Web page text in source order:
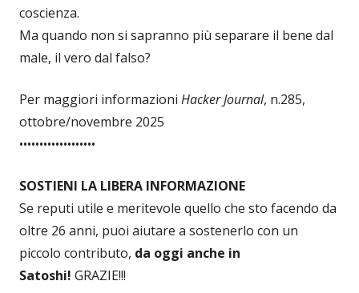
coscienza.
Ma quando non si sapranno più separare il bene dal
male, il vero dal falso?
Per maggiori informazioni Hacker Journal, n.285,
ottobre/novembre 2025
•••••••••••••••••••
SOSTIENI LA LIBERA INFORMAZIONE
Se reputi utile e meritevole quello che sto facendo da
oltre 26 anni, puoi aiutare a sostenerlo con un
piccolo contributo, da oggi anche in
Satoshi! GRAZIE!!!